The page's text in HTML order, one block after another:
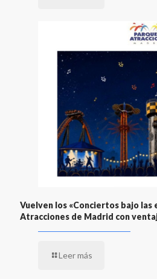
Vuelven los «Conciertos bajo las
Atracciones de Madrid con
Leer más